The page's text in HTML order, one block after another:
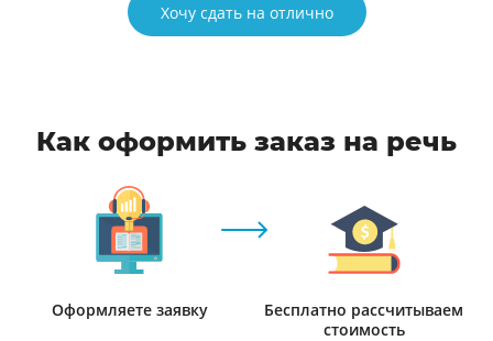
Хочу сдать на отлично
Как оформить заказ на речь
Оформляете заявку
Бесплатно рассчитываем
стоимость